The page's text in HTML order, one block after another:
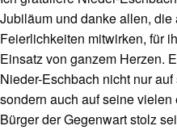
Jubiläum und danke allen,
Feierlichkeiten mitwirken, für
Einsatz von ganzem Herzen.
Nieder-Eschbach nicht nur
sondern auch auf seine
Bürger der Gegenwart stolz